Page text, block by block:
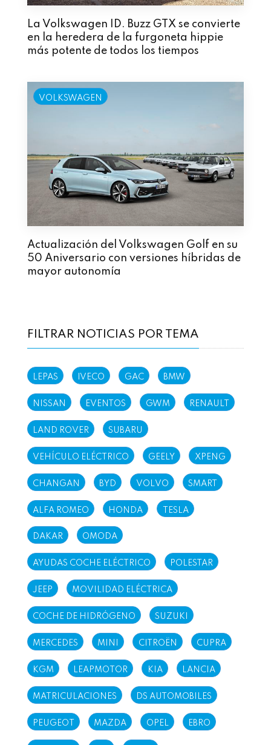
La Volkswagen ID. Buzz GTX se convierte
en la heredera de la furgoneta hippie
más potente de todos los tiempos
VOLKSWAGEN
Actualización del Volkswagen Golf en su
50 Aniversario con versiones híbridas de
mayor autonomía
FILTRAR NOTICIAS POR TEMA
LEPAS IVECO GAC BMW
NISSAN EVENTOS GWM RENAULT
LAND ROVER SUBARU
VEHÍCULO ELÉCTRICO GEELY XPENG
CHANGAN BYD VOLVO SMART
ALFA ROMEO HONDA TESLA
DAKAR OMODA
AYUDAS COCHE ELÉCTRICO POLESTAR
JEEP MOVILIDAD ELÉCTRICA
COCHE DE HIDRÓGENO SUZUKI
MERCEDES MINI CITROËN CUPRA
KGM LEAPMOTOR KIA LANCIA
MATRICULACIONES DS AUTOMOBILES
PEUGEOT MAZDA OPEL EBRO